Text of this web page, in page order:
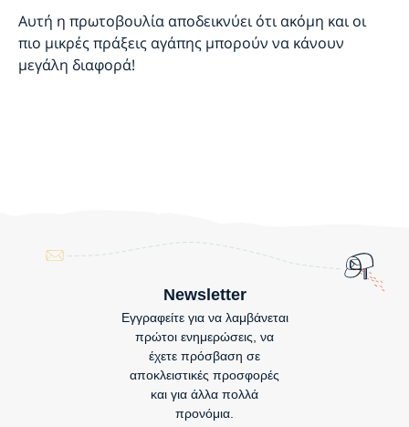
Αυτή η πρωτοβουλία αποδεικνύει ότι ακόμη και οι
πιο μικρές πράξεις αγάπης μπορούν να κάνουν
μεγάλη διαφορά!
Newsletter
Εγγραφείτε για να λαμβάνεται
πρώτοι ενημερώσεις, να
έχετε πρόσβαση σε
αποκλειστικές προσφορές
και για άλλα πολλά
προνόμια.